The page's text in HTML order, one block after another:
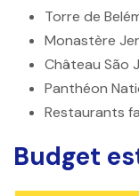
Torre de
Monastère
Château São
Panthéon
Restaurants
Budget